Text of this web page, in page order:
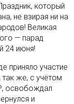
который
не взирая ни на
Великая
— парад
24 июня!
приняло участие
же, с учётом
освобождал
и